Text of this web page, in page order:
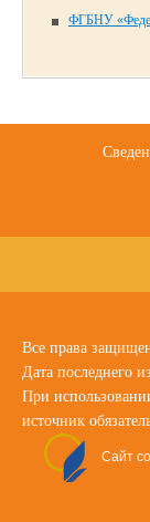
ФГБНУ
Все права
Дата последнего
При
источник
Сайт